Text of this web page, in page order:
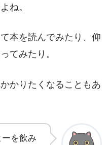
ね。
本を読んでみたり、仰
てみたり。
かりたくなることもあ
を飲み